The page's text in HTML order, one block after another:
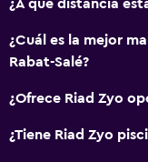
¿A qué distancia
¿Cuál es la mejor
Rabat-Salé?
¿Ofrece Riad Zyo
¿Tiene Riad Zyo